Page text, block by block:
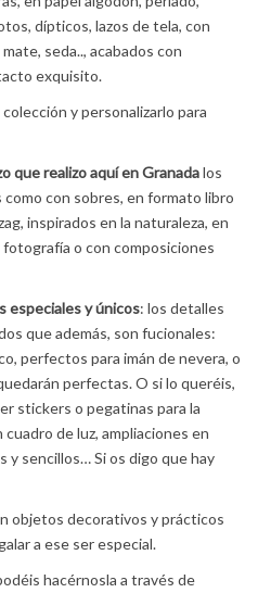
dípticos, lazos de tela, con
seda.., acabados con
exquisito.
y personalizarlo para
que realizo aquí en Granadalos
con sobres, en formato libro
inspirados en la naturaleza, en
o con composiciones
especiales y únicos: los detalles
que además, son fucionales:
perfectos para imán de nevera, o
perfectas. O si lo queréis,
stickers o pegatinas para la
de luz, ampliaciones en
y sencillos… Si os digo que hay
objetos decorativos y prácticos
a ese ser especial.
hacérnosla a través de